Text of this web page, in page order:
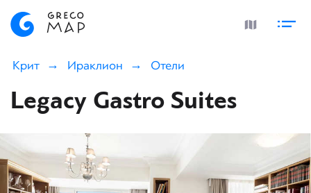
Крит Ираклион Отели
Legacy Gastro Suites